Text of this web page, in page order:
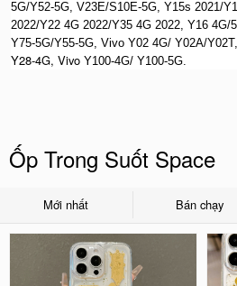
5G/Y52-5G, V23E/S10E-5G, Y15s 2021/
2022/Y22 4G 2022/Y35 4G 2022, Y16
Y75-5G/Y55-5G, Vivo Y02 4G/ Y02A/
Y28-4G, Vivo Y100-4G/ Y100-5G.
Ốp Trong Suốt Space
Mới nhất Bán chạy